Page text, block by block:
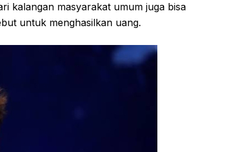
kalangan masyarakat umum juga bisa
untuk menghasilkan uang.